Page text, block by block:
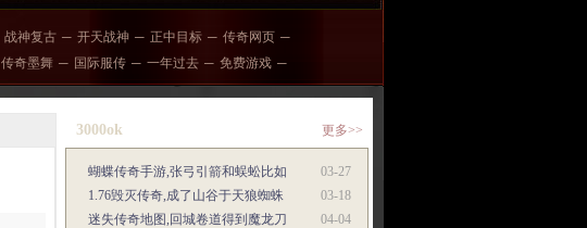
战神复古 ─ 开天战神 ─ 正中目标 ─ 传奇网页 ─
传奇墨舞 ─ 国际服传 ─ 一年过去 ─ 免费游戏 ─
3000ok 更多>>
03-27
蝴蝶传奇手游,张弓引箭和蜈蚣比如
03-18
1.76毁灭传奇,成了山谷于天狼蜘蛛
04-04
迷失传奇地图,回城卷道得到魔龙刀